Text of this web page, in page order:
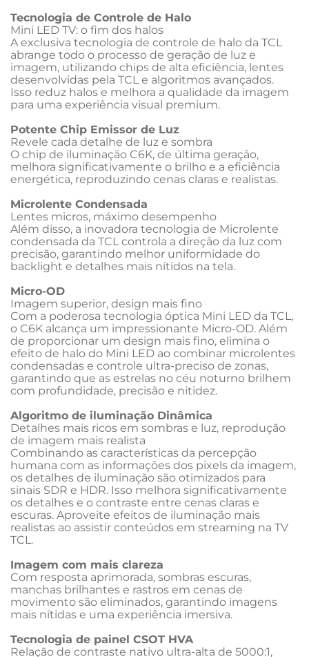
Tecnologia de Controle de Halo
Mini LED TV: o fim dos halos
A exclusiva tecnologia de controle de halo da TCL
abrange todo o processo de geração de luz e
imagem, utilizando chips de alta eficiência, lentes
desenvolvidas pela TCL e algoritmos avançados.
Isso reduz halos e melhora a qualidade da imagem
para uma experiência visual premium.
Potente Chip Emissor de Luz
Revele cada detalhe de luz e sombra
O chip de iluminação C6K, de última geração,
melhora significativamente o brilho e a eficiência
energética, reproduzindo cenas claras e realistas.
Microlente Condensada
Lentes micros, máximo desempenho
Além disso, a inovadora tecnologia de Microlente
condensada da TCL controla a direção da luz com
precisão, garantindo melhor uniformidade do
backlight e detalhes mais nítidos na tela.
Micro-OD
Imagem superior, design mais fino
Com a poderosa tecnologia óptica Mini LED da TCL,
o C6K alcança um impressionante Micro-OD. Além
de proporcionar um design mais fino, elimina o
efeito de halo do Mini LED ao combinar microlentes
condensadas e controle ultra-preciso de zonas,
garantindo que as estrelas no céu noturno brilhem
com profundidade, precisão e nitidez.
Algoritmo de iluminação Dinâmica
Detalhes mais ricos em sombras e luz, reprodução
de imagem mais realista
Combinando as características da percepção
humana com as informações dos pixels da imagem,
os detalhes de iluminação são otimizados para
sinais SDR e HDR. Isso melhora significativamente
os detalhes e o contraste entre cenas claras e
escuras. Aproveite efeitos de iluminação mais
realistas ao assistir conteúdos em streaming na TV
TCL.
Imagem com mais clareza
Com resposta aprimorada, sombras escuras,
manchas brilhantes e rastros em cenas de
movimento são eliminados, garantindo imagens
mais nítidas e uma experiência imersiva.
Tecnologia de painel CSOT HVA
Relação de contraste nativo ultra-alta de 5000:1,